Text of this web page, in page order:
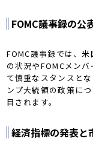
FOMC議事録の公
FOMC議事録では、
の状況やFOMCメン
て慎重なスタンスと
ンプ大統領の政策に
目されます。
経済指標の発表と